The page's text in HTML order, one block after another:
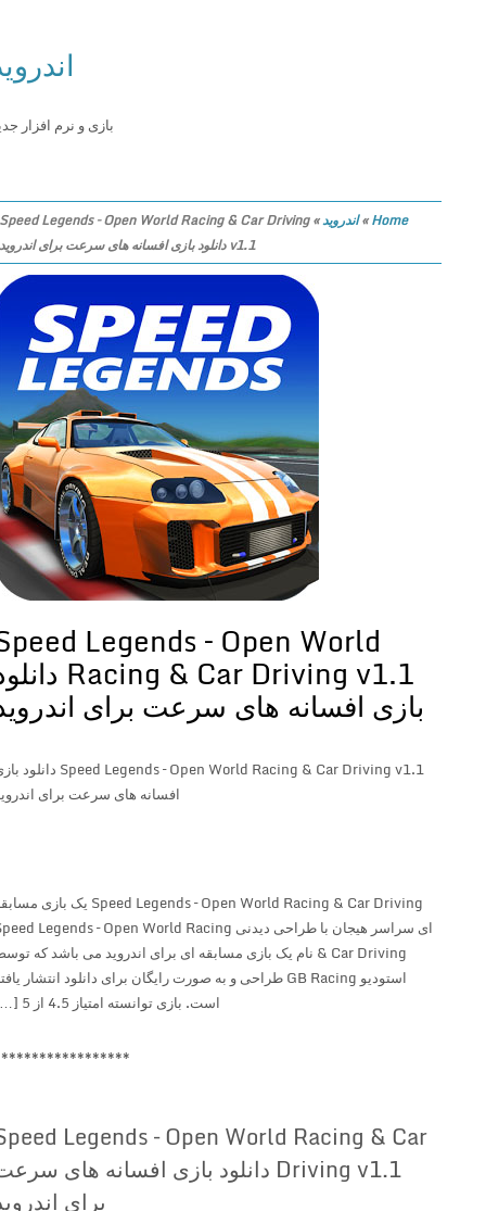
اندروید
بازی و نرم افزار جدید
Home
»اندروید»
Speed Legends – Open World Racing & Car Driving
Speed Legends – Open World
Racing & Car Driving v1.1 دانلود
بازی افسانه های سرعت برای اندروید
Speed Legends – Open World Racing & Car Driving v1.1 دانلود بازی
افسانه های سرعت برای اندروید
Speed Legends – Open World Racing & Car Driving یک بازی مسابقه
ای سراسر هیجان با طراحی دیدنی Speed Legends – Open World Racing
& Car Driving نام یک بازی مسابقه ای برای اندروید می باشد که توسط
استودیو GB Racing طراحی و به صورت رایگان برای دانلود انتشار یافته
است. بازی توانسته امتیاز 4.5 از 5 […]
******************
Speed Legends – Open World Racing & Car
Driving v1.1 دانلود بازی افسانه های سرعت
برای اندروید